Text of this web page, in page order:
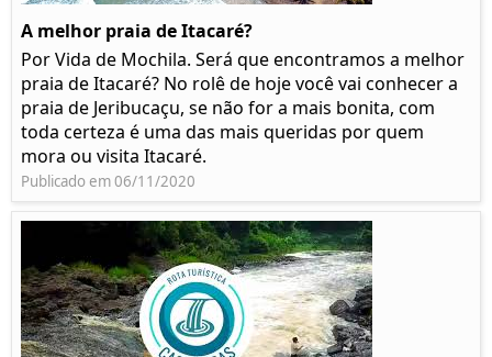
A melhor praia de Itacaré?
Por Vida de Mochila. Será que encontramos a melhor
praia de Itacaré? No rolê de hoje você vai conhecer a
praia de Jeribucaçu, se não for a mais bonita, com
toda certeza é uma das mais queridas por quem
mora ou visita Itacaré.
Publicado em 06/11/2020